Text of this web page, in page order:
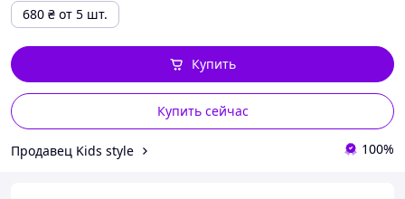
680 ₴ от 5 шт.
Купить сейчас
Купить
Продавец Kids style 100%